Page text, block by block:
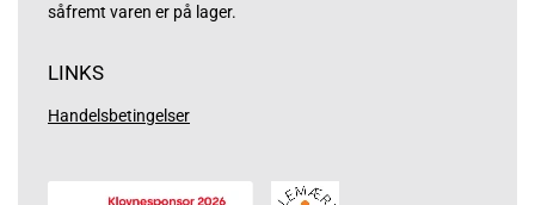
såfremt varen er på lager.
LINKS
Handelsbetingelser